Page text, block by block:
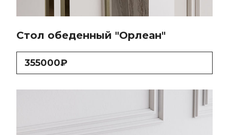
Стол обеденный "Орлеан"
355000₽